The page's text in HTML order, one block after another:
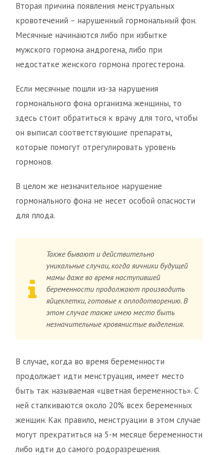
Вторая причина появления менструальных
кровотечений – нарушенный гормональный фон.
Месячные начинаются либо при избытке
мужского гормона андрогена, либо при
недостатке женского гормона прогестерона.
Если месячные пошли из-за нарушения
гормонального фона организма женщины, то
здесь стоит обратиться к врачу для того, чтобы
он выписал соответствующие препараты,
которые помогут отрегулировать уровень
гормонов.
В целом же незначительное нарушение
гормонального фона не несет особой опасности
для плода.
Также бывают и действительно
уникальные случаи, когда яичники будущей
мамы даже во время наступившей
беременности продолжают производить
яйцеклетки, готовые к оплодотворению. В
этом случае также имею место быть
незначительные кровянистые выделения.
В случае, когда во время беременности
продолжает идти менструация, имеет место
быть так называемая «цветная беременность». С
ней сталкиваются около 20% всех беременных
женщин. Как правило, менструации в этом случае
могут прекратиться на 5-м месяце беременности
либо идти до самого родоразрешения.